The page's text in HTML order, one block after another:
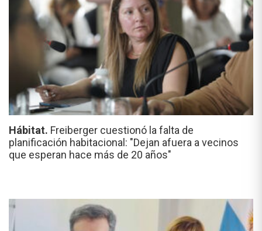
Hábitat. Freiberger cuestionó la falta de
planificación habitacional: "Dejan afuera a vecinos
que esperan hace más de 20 años"